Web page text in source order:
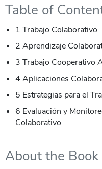
Table of
1 Trabajo Colaborativo
2 Aprendizaje
3 Trabajo Cooperativo
4 Aplicaciones
5 Estrategias para el
6 Evaluación y
Colaborativo
About the Book